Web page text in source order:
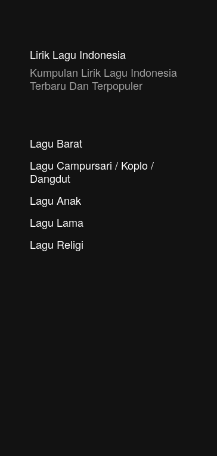
Lirik Lagu Indonesia
Kumpulan Lirik Lagu Indonesia
Terbaru Dan Terpopuler
Lagu Barat
Lagu Campursari / Koplo /
Dangdut
Lagu Anak
Lagu Lama
Lagu Religi